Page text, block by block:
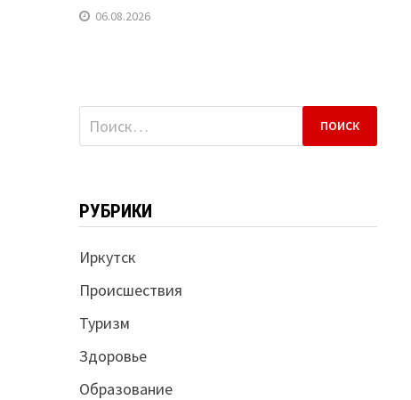
06.08.2026
Найти:
РУБРИКИ
Иркутск
Происшествия
Туризм
Здоровье
Образование